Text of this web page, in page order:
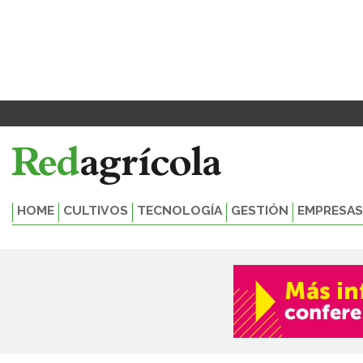
HOME CULTIVOS TECNOLOGÍA GESTIÓN EMPRESAS